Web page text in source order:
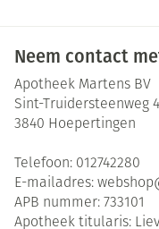
Neem contact
Apotheek Martens BV
Sint-Truidersteenweg
3840 Hoepertingen
Telefoon: 012742280
E-mailadres:
APB nummer: 733101
Apotheek titularis: